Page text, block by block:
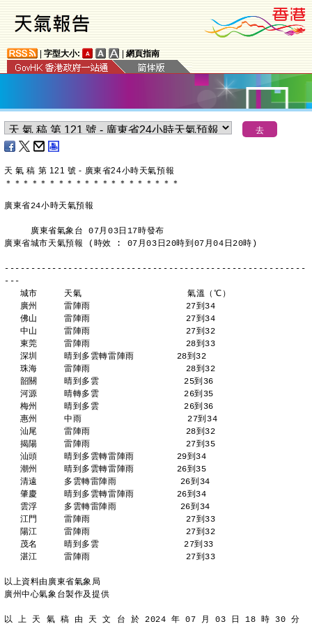
字型大小: 網頁指南
天 氣 稿 第 121 號 - 廣東省24小時天氣預報
＊ ＊ ＊ ＊ ＊ ＊ ＊ ＊ ＊ ＊ ＊ ＊ ＊ ＊ ＊ ＊ ＊ ＊ ＊ ＊
廣東省24小時天氣預報
     廣東省氣象台 07月03日17時發布
廣東省城市天氣預報 (時效 : 07月03日20時到07月04日20時)
---------------------------------------------------------
---
   城市     天氣                    氣溫（℃）
   廣州     雷陣雨                  27到34
   佛山     雷陣雨                  27到34
   中山     雷陣雨                  27到32
   東莞     雷陣雨                  28到33
   深圳     晴到多雲轉雷陣雨        28到32
   珠海     雷陣雨                  28到32
   韶關     晴到多雲                25到36
   河源     晴轉多雲                26到35
   梅州     晴到多雲                26到36
   惠州     中雨                    27到34
   汕尾     雷陣雨                  28到32
   揭陽     雷陣雨                  27到35
   汕頭     晴到多雲轉雷陣雨        29到34
   潮州     晴到多雲轉雷陣雨        26到35
   清遠     多雲轉雷陣雨            26到34
   肇慶     晴到多雲轉雷陣雨        26到34
   雲浮     多雲轉雷陣雨            26到34
   江門     雷陣雨                  27到33
   陽江     雷陣雨                  27到32
   茂名     晴到多雲                27到33
   湛江     雷陣雨                  27到33
以上資料由廣東省氣象局
廣州中心氣象台製作及提供
以 上 天 氣 稿 由 天 文 台 於 2024 年 07 月 03 日 18 時 30 分